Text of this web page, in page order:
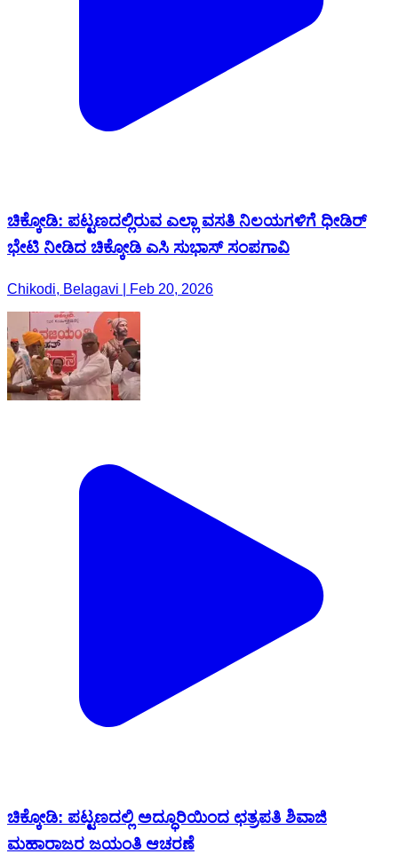
ಚಿಕ್ಕೋಡಿ: ಪಟ್ಟಣದಲ್ಲಿರುವ ಎಲ್ಲಾ ವಸತಿ ನಿಲಯಗಳಿಗೆ ಧೀಡಿರ್
ಭೇಟಿ ನೀಡಿದ ಚಿಕ್ಕೋಡಿ ಎಸಿ ಸುಭಾಸ್ ಸಂಪಗಾವಿ
Chikodi, Belagavi | Feb 20, 2026
ಚಿಕ್ಕೋಡಿ: ಪಟ್ಟಣದಲ್ಲಿ ಅದ್ಧೂರಿಯಿಂದ ಛತ್ರಪತಿ ಶಿವಾಜಿ
ಮಹಾರಾಜರ ಜಯಂತಿ ಆಚರಣೆ